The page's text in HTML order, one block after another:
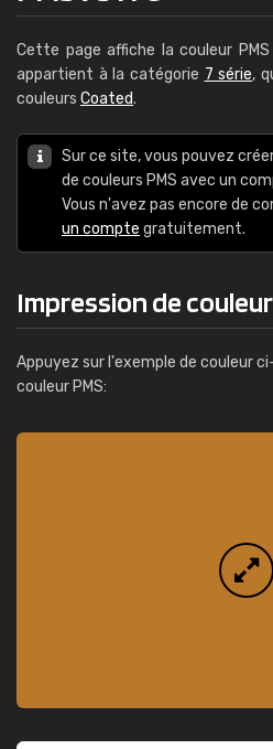
Cette page affiche la couleur PMS
appartient à la catégorie 7 série,
couleurs Coated.
Sur ce site, vous pouvez
de couleurs PMS avec un
Vous n'avez pas encore de
un compte gratuitement.
Impression de couleur
Appuyez sur l'exemple de couleur
couleur PMS: